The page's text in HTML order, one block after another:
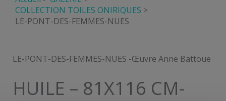
COLLECTION TOILES ONIRIQUES
LE-PONT-DES-FEMMES-NUES
LE-PONT-DES-FEMMES-NUES -Œuvre Anne Battoue
HUILE – 81X116 CM-